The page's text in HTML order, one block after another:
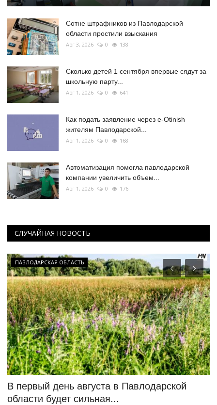
Сотне штрафников из Павлодарской
области простили взыскания
Авг 3, 2026 0 138
Сколько детей 1 сентября впервые сядут за
школьную парту...
Авг 1, 2026 0 641
Как подать заявление через e-Otinish
жителям Павлодарской...
Авг 1, 2026 0 168
Автоматизация помогла павлодарской
компании увеличить объем...
Авг 1, 2026 0 176
СЛУЧАЙНАЯ НОВОСТЬ
ПАВЛОДАРСКАЯ ОБЛАСТЬ
В первый день августа в Павлодарской
области будет сильная...